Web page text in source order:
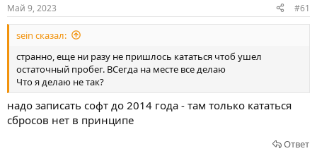
Май 9, 2023 #61
sein сказал:
странно, еще ни разу не пришлось кататься чтоб ушел
остаточный пробег. ВСегда на месте все делаю
Что я делаю не так?
надо записать софт до 2014 года - там только кататься
сбросов нет в принципе
Ответ